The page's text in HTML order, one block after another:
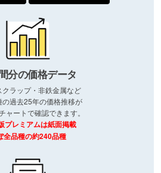
分の価格データ
クラップ・非鉄金属など
の過去25年の価格推移が
ャートで確認できます。
プレミアムは紙面掲載
全品種の約240品種